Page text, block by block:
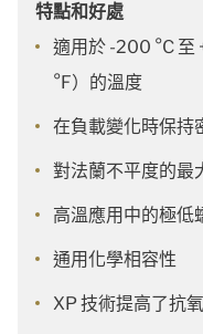
特點和好處
適用於 -200 °C 至
°F）的溫度
在負載變化時保持
對法蘭不平度的最
高溫應用中的極低
通用化學相容性
XP 技術提高了抗